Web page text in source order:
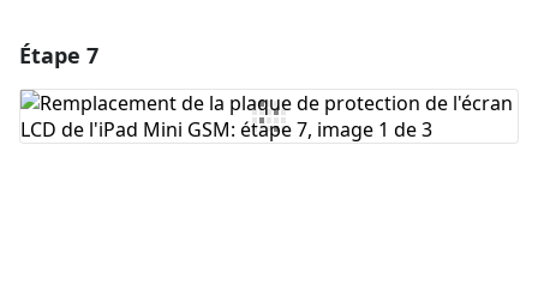
Ajouter un commentaire
Étape 7